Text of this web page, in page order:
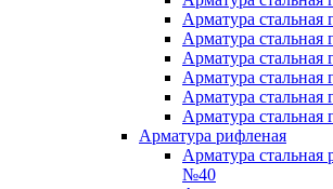
Арматура
Арматура
Арматура
Арматура
Арматура
Арматура
Арматура рифленая
Арматура
№40